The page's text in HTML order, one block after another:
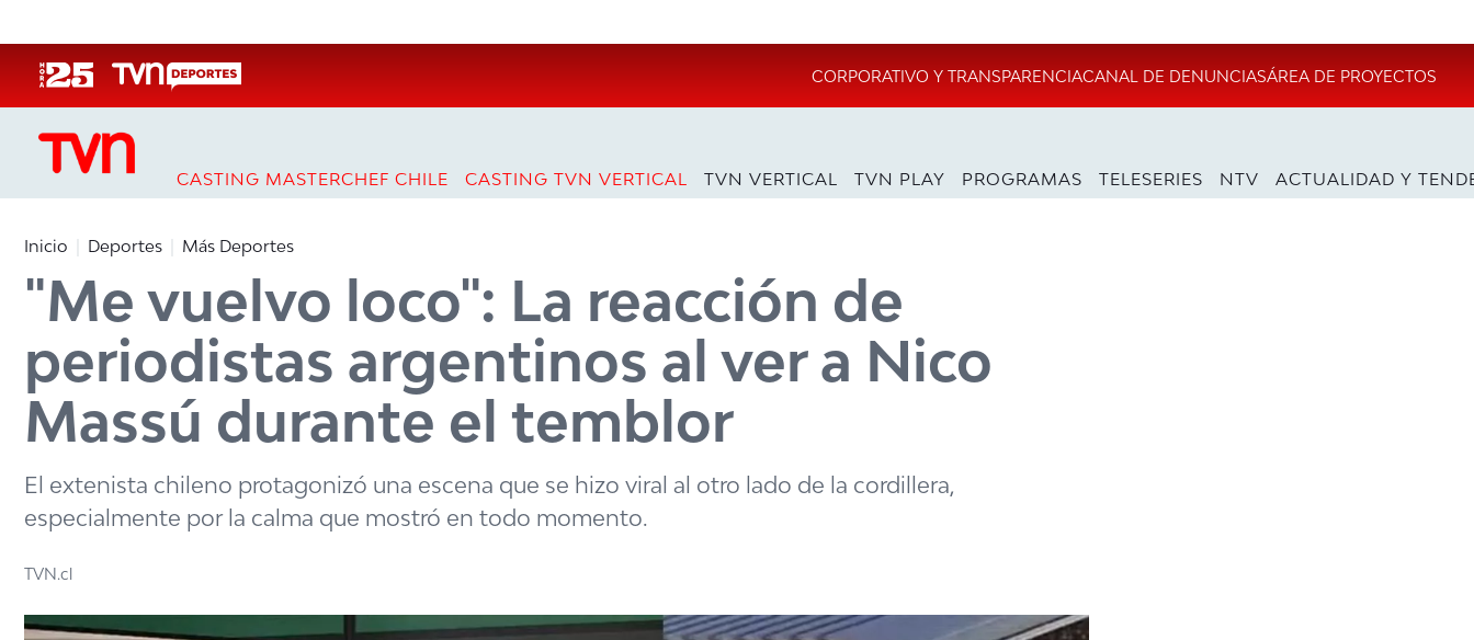
CORPORATIVO Y TRANSPARENCIACANAL DE DENUNCIASÁREA DE PROYECTOS
CASTING MASTERCHEF CHILE CASTING TVN VERTICAL TVN VERTICAL TVN PLAY PROGRAMAS TELESERIES NTV ACTUALIDAD Y
Inicio Deportes Más Deportes
"Me vuelvo loco": La reacción de
periodistas argentinos al ver a Nico
Massú durante el temblor
El extenista chileno protagonizó una escena que se hizo viral al otro lado de la cordillera,
especialmente por la calma que mostró en todo momento.
TVN.cl